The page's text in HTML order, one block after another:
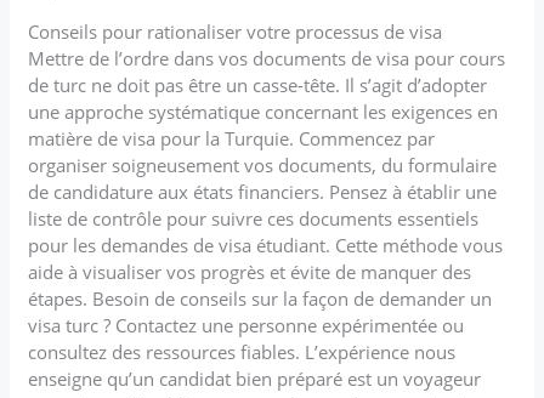
Conseils pour rationaliser votre processus de visa
Mettre de l’ordre dans vos documents de visa pour cours
de turc ne doit pas être un casse-tête. Il s’agit d’adopter
une approche systématique concernant les exigences en
matière de visa pour la Turquie. Commencez par
organiser soigneusement vos documents, du formulaire
de candidature aux états financiers. Pensez à établir une
liste de contrôle pour suivre ces documents essentiels
pour les demandes de visa étudiant. Cette méthode vous
aide à visualiser vos progrès et évite de manquer des
étapes. Besoin de conseils sur la façon de demander un
visa turc ? Contactez une personne expérimentée ou
consultez des ressources fiables. L’expérience nous
enseigne qu’un candidat bien préparé est un voyageur